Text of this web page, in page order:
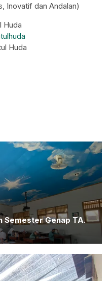
Inovatif dan Andalan)
Huda
Huda
Semester Genap TA.